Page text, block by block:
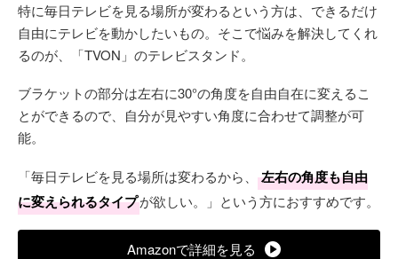
特に毎日テレビを見る場所が変わるという方は、できるだけ
自由にテレビを動かしたいもの。そこで悩みを解決してくれ
るのが、「TVON」のテレビスタンド。
ブラケットの部分は左右に30°の角度を自由自在に変えるこ
とができるので、自分が見やすい角度に合わせて調整が可
能。
「毎日テレビを見る場所は変わるから、
左右の角度も自由
に変えられるタイプが欲しい。」という方におすすめです。
Amazonで詳細を見る